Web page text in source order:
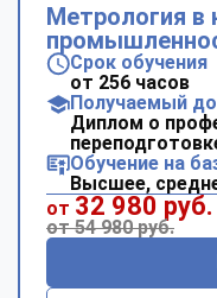
Метрология в
Срок обучения
от 256 часов
Получаемый
Диплом о
Обучение на
Высшее,
от 32 980 руб.
от 54 980 руб.